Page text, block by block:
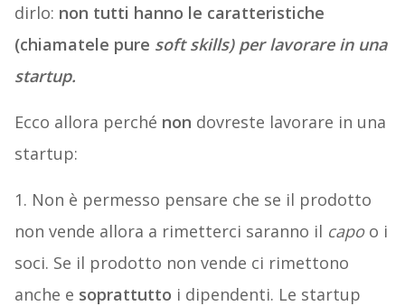
dirlo: non tutti hanno le caratteristiche
(chiamatele pure soft skills) per lavorare in una
startup.
Ecco allora perché non dovreste lavorare in una
startup:
1. Non è permesso pensare che se il prodotto
non vende allora a rimetterci saranno il capoo i
soci. Se il prodotto non vende ci rimettono
anche e soprattutto i dipendenti. Le startup